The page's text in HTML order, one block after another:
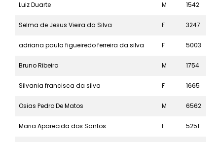
Luiz Duarte M 1542
Selma de Jesus Vieira da Silva F 3247
adriana paula figueiredo ferreira da silva F 5003
Bruno Ribeiro M 1754
Silvania francisca da silva F 1665
Osias Pedro De Matos M 6562
Maria Aparecida dos Santos F 5251